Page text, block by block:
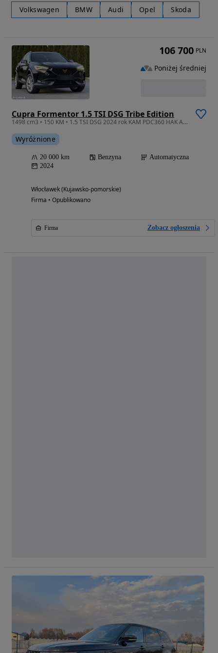
Volkswagen BMW Audi Opel Skoda
Cupra Formentor 1.5 TSI DSG Tribe Edition
1498 cm3 • 150 KM • 1.5 TSI DSG 2024 rok KAM PDC360 HAK Ambiente Digital KeylessGo ACC
Wyróżnione
20 000 km Benzyna
Automatyczna
2024
Włocławek (Kujawsko-pomorskie)
Firma • Opublikowano
Firma Zobacz ogłoszenia
106 700 PLN
Poniżej średniej